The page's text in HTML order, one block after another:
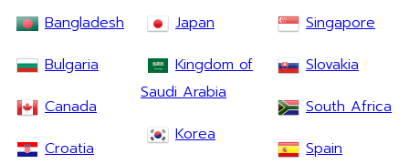
Bangladesh
Bulgaria
Canada
Croatia
Japan
Kingdom of
Saudi Arabia
Korea
Singapore
Slovakia
South Africa
Spain